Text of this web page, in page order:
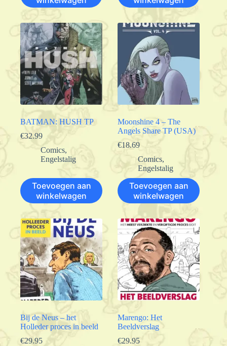
BATMAN: HUSH TP
€32.99
Comics,
Engelstalig
Toevoegen aan
winkelwagen
Moonshine 4 – The
Angels Share TP (USA)
€18.69
Comics,
Engelstalig
Toevoegen aan
winkelwagen
Bij de Neus – het
Holleder proces in beeld
€29.95
Marengo: Het
Beeldverslag
€29.95